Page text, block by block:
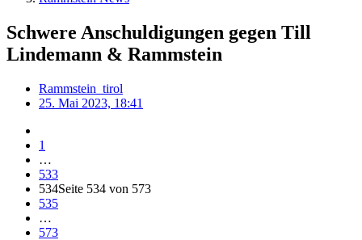
Schwere Anschuldigungen gegen Till
Lindemann & Rammstein
Rammstein_tirol
25. Mai 2023, 18:41
1
…
533
534Seite 534 von 573
535
…
573